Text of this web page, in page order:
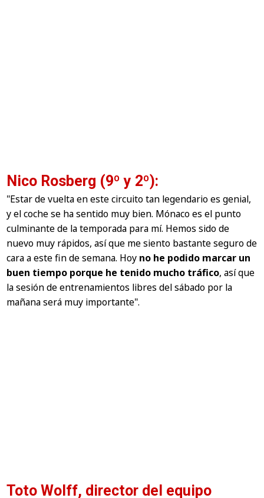
Nico Rosberg (9º y 2º):
"Estar de vuelta en este circuito tan legendario es genial,
y el coche se ha sentido muy bien. Mónaco es el punto
culminante de la temporada para mí. Hemos sido de
nuevo muy rápidos, así que me siento bastante seguro de
cara a este fin de semana. Hoy no he podido marcar un
buen tiempo porque he tenido mucho tráfico, así que
la sesión de entrenamientos libres del sábado por la
mañana será muy importante".
Toto Wolff, director del equipo